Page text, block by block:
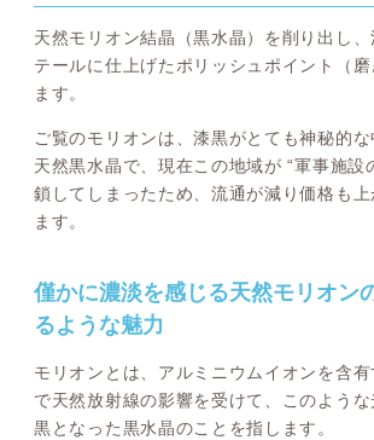
天然モリオン結晶（黒水晶）を削り出し、
テールに仕上げたポリッシュポイント（
ます。
ご覧のモリオンは、漆黒がとても神秘的
天然黒水晶で、現在この地域が “軍事施設
鎖してしまったため、流通が減り価格も上
ます。
僅かに濃淡を感じる天然モリオン
るような魅力
モリオンとは、アルミニウムイオンを含
で天然放射線の影響を受けて、このよう
黒となった黒水晶のことを指します。